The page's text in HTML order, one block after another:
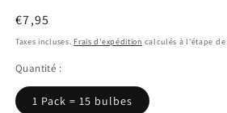
Prix
habituel
€7,95
Taxes incluses. Frais d'expédition calculés à l'étape de
Quantité :
1 Pack = 15 bulbes